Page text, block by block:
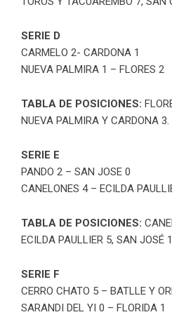
SERIE D
CARMELO 2- CARDONA 1
NUEVA PALMIRA 1 – FLORES 2
TABLA DE POSICIONES:
NUEVA PALMIRA Y CARDONA 3.
SERIE E
PANDO 2 – SAN JOSE 0
CANELONES 4 – ECILDA
TABLA DE POSICIONES:
ECILDA PAULLIER 5, SAN JOSÉ 1
SERIE F
CERRO CHATO 5 – BATLLE Y
SARANDI DEL YI 0 – FLORIDA 1